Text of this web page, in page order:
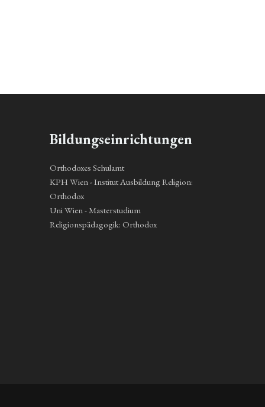
Bildungseinrichtungen
Orthodoxes Schulamt
KPH Wien - Institut Ausbildung Religion:
Orthodox
Uni Wien - Masterstudium
Religionspädagogik: Orthodox